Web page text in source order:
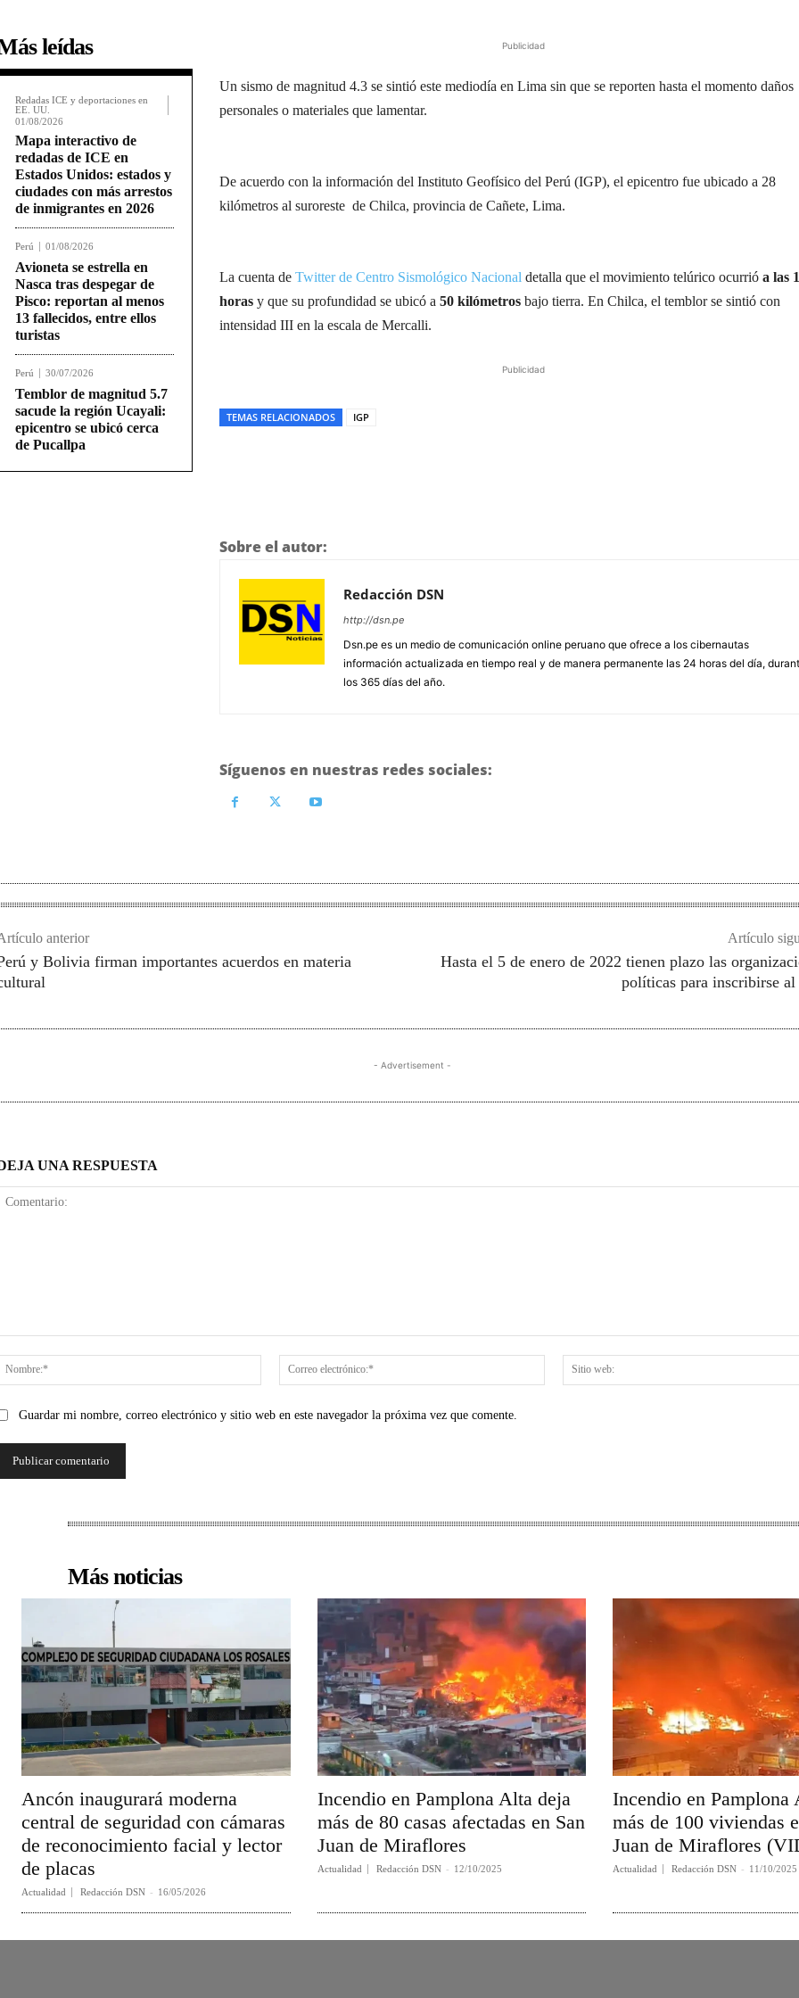
leídas
Redadas ICE y deportaciones en
EE. UU.
01/08/2026
Mapa interactivo de
redadas de ICE en
Estados Unidos: estados y
ciudades con más arrestos
de inmigrantes en 2026
Perú 01/08/2026
Avioneta se estrella en
Nasca tras despegar de
Pisco: reportan al menos
13 fallecidos, entre ellos
turistas
Perú 30/07/2026
Temblor de magnitud 5.7
sacude la región Ucayali:
epicentro se ubicó cerca
de Pucallpa
Publicidad
Un sismo de magnitud 4.3 se sintió este mediodía en Lima sin que se reporten hasta el momento daños
personales o materiales que lamentar.
De acuerdo con la información del Instituto Geofísico del Perú (IGP), el epicentro fue ubicado a 28
kilómetros al suroreste de Chilca, provincia de Cañete, Lima.
La cuenta de Twitter de Centro Sismológico Nacional detalla que el movimiento telúrico ocurrió a las
horas y que su profundidad se ubicó a 50 kilómetros bajo tierra. En Chilca, el temblor se sintió con
intensidad III en la escala de Mercalli.
Publicidad
TEMAS RELACIONADOS IGP
Sobre el autor:
Redacción DSN
http://dsn.pe
Dsn.pe es un medio de comunicación online peruano que ofrece a los cibernautas
información actualizada en tiempo real y de manera permanente las 24 horas del día,
los 365 días del año.
Síguenos en nuestras redes sociales:
anterior
y Bolivia firman importantes acuerdos en materia
Artículo
Hasta el 5 de enero de 2022 tienen plazo las
políticas para inscribirse al
- Advertisement -
UNA RESPUESTA
Nombre:*
Correo
electrónico:*
Guardar mi nombre, correo electrónico y sitio web en este navegador la próxima vez que comente.
Más noticias
Ancón inaugurará moderna
central de seguridad con cámaras
de reconocimiento facial y lector
de placas
Actualidad Redacción DSN - 16/05/2026
Incendio en Pamplona Alta deja
más de 80 casas afectadas en San
Juan de Miraflores
Actualidad Redacción DSN - 12/10/2025
Incendio en Pamplona
más de 100 viviendas
Juan de Miraflores
Actualidad Redacción DSN - 11/10/2025